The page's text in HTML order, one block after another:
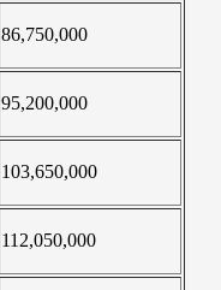
86,750,000
95,200,000
103,650,000
112,050,000